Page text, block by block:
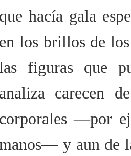
que hacía gala
en los brillos de
figuras que
analiza carecen
corporales —por
y aun de